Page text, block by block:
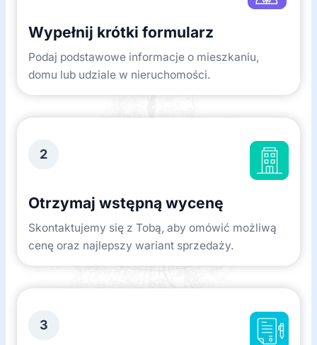
Wypełnij krótki formularz
Podaj podstawowe informacje o mieszkaniu,
domu lub udziale w nieruchomości.
2
Otrzymaj wstępną wycenę
Skontaktujemy się z Tobą, aby omówić możliwą
cenę oraz najlepszy wariant sprzedaży.
3